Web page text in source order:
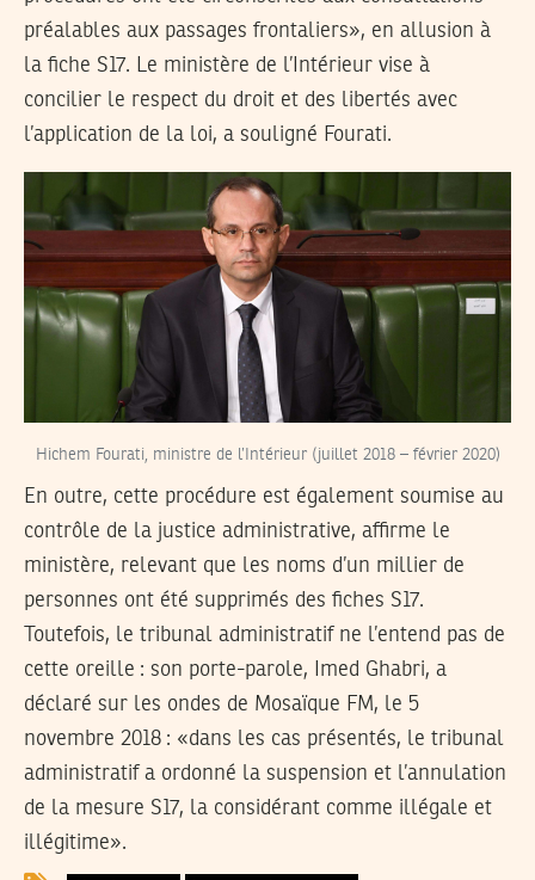
préalables aux passages frontaliers», en allusion à
la fiche S17. Le ministère de l’Intérieur vise à
concilier le respect du droit et des libertés avec
l’application de la loi, a souligné Fourati.
Hichem Fourati, ministre de l’Intérieur (juillet 2018 – février 2020)
En outre, cette procédure est également soumise au
contrôle de la justice administrative, affirme le
ministère, relevant que les noms d’un millier de
personnes ont été supprimés des fiches S17.
Toutefois, le tribunal administratif ne l’entend pas de
cette oreille : son porte-parole, Imed Ghabri, a
déclaré sur les ondes de Mosaïque FM, le 5
novembre 2018 : «dans les cas présentés, le tribunal
administratif a ordonné la suspension et l’annulation
de la mesure S17, la considérant comme illégale et
illégitime».